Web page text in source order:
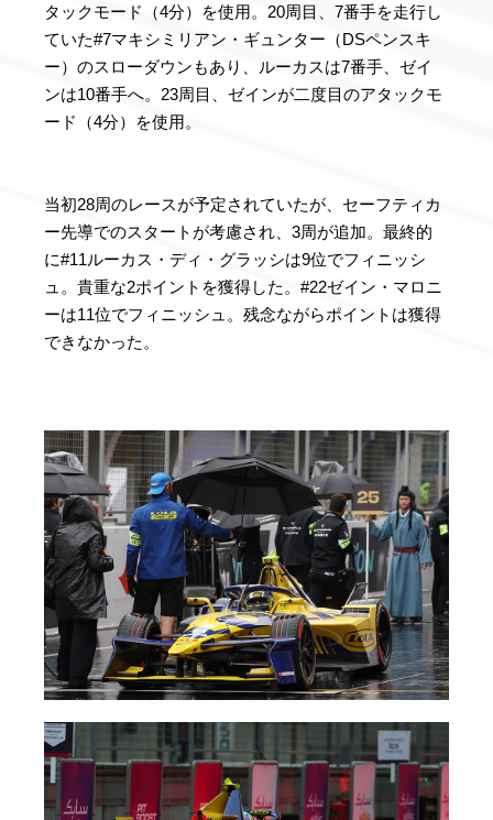
タックモード（4分）を使用。20周目、7番手を走行し
ていた#7マキシミリアン・ギュンター（DSペンスキ
ー）のスローダウンもあり、ルーカスは7番手、ゼイ
ンは10番手へ。23周目、ゼインが二度目のアタックモ
ード（4分）を使用。
当初28周のレースが予定されていたが、セーフティカ
ー先導でのスタートが考慮され、3周が追加。最終的
に#11ルーカス・ディ・グラッシは9位でフィニッシ
ュ。貴重な2ポイントを獲得した。#22ゼイン・マロニ
ーは11位でフィニッシュ。残念ながらポイントは獲得
できなかった。